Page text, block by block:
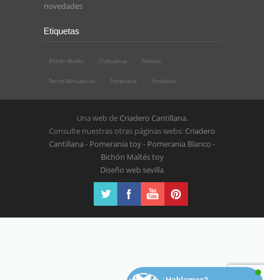
novedades
Etiquetas
Bichón Maltés Chihuahua Noticias
Perros Minuaturas Pomerania Yorkshire
Una web de Criadero Cantillana.
Consulte nuestras otras páginas webs: Criadero
Cantillana - Pomerania toy- Pomerania Blanco -
Bichón Maltés toy
Diseño web sevilla